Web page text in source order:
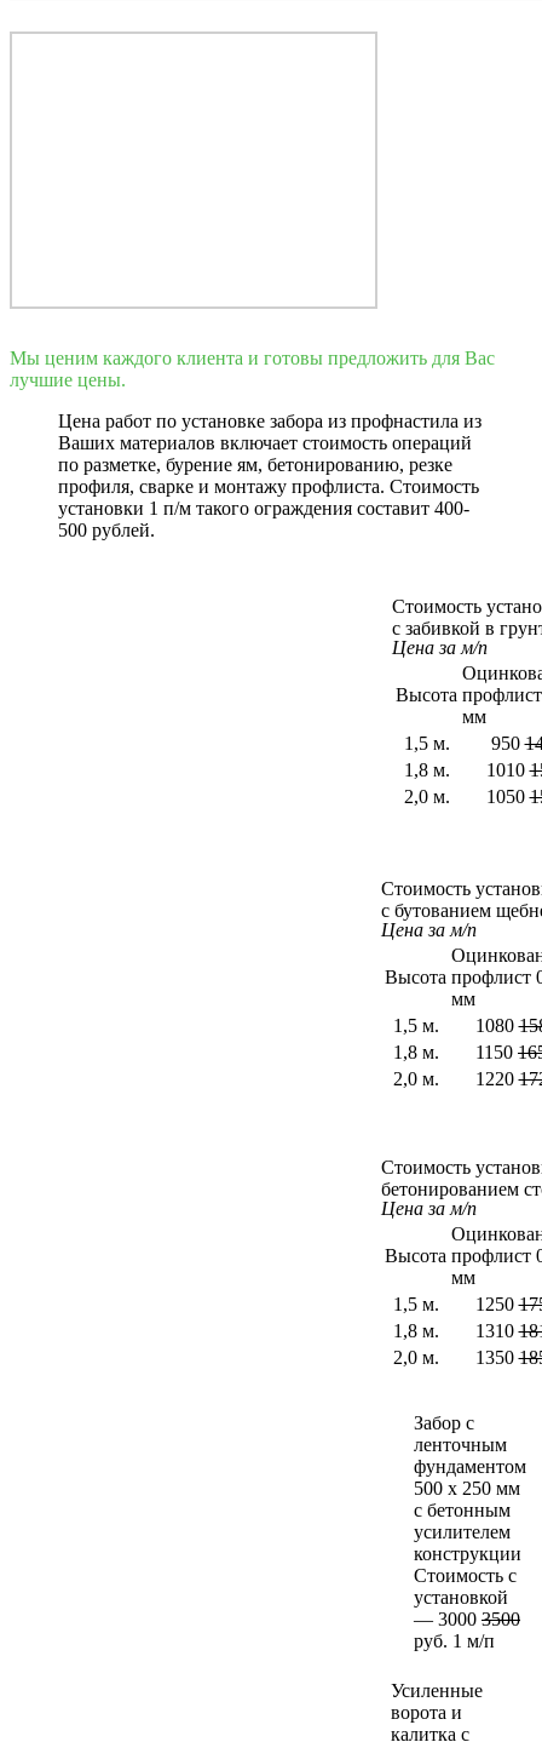
Мы ценим каждого клиента и готовы предложить для Вас
лучшие цены.
Цена работ по установке забора из профнастила из
Ваших материалов включает стоимость операций
по разметке, бурение ям, бетонированию, резке
профиля, сварке и монтажу профлиста. Стоимость
установки 1 п/м такого ограждения составит 400-
500 рублей.
Стоимость
с забивкой в
Цена за м/п
Высота
мм
1,5 м.
950
1,8 м.
1010
2,0 м.
1050
Стоимость
с бутованием
Цена за м/п
Высота профлист
мм
1,5 м.
1080
1,8 м.
1150
2,0 м.
1220
Стоимость
бетонированием
Цена за м/п
Высота профлист
мм
1,5 м.
1250
1,8 м.
1310
2,0 м.
1350
Забор с
ленточным
фундаментом
500 х 250 мм
с бетонным
усилителем
конструкции
Стоимость с
установкой
— 3000 3500
руб. 1 м/п
Усиленные
ворота и
калитка с